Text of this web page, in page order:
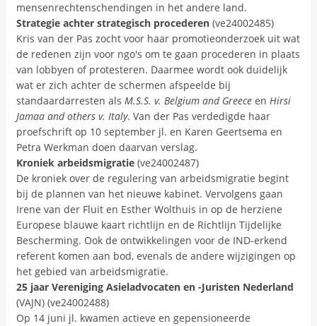
mensenrechtenschendingen in het andere land.
Strategie achter strategisch procederen(ve24002485)
Kris van der Pas zocht voor haar promotieonderzoek uit wat
de redenen zijn voor ngo's om te gaan procederen in plaats
van lobbyen of protesteren. Daarmee wordt ook duidelijk
wat er zich achter de schermen afspeelde bij
standaardarresten als M.S.S. v. Belgium and Greeceen Hirsi
Jamaa and others v. Italy. Van der Pas verdedigde haar
proefschrift op 10 september jl. en Karen Geertsema en
Petra Werkman doen daarvan verslag.
Kroniek arbeidsmigratie(ve24002487)
De kroniek over de regulering van arbeidsmigratie begint
bij de plannen van het nieuwe kabinet. Vervolgens gaan
Irene van der Fluit en Esther Wolthuis in op de herziene
Europese blauwe kaart richtlijn en de Richtlijn Tijdelijke
Bescherming. Ook de ontwikkelingen voor de IND-erkend
referent komen aan bod, evenals de andere wijzigingen op
het gebied van arbeidsmigratie.
25 jaar Vereniging Asieladvocaten en -Juristen Nederland
(VAJN) (ve24002488)
Op 14 juni jl. kwamen actieve en gepensioneerde